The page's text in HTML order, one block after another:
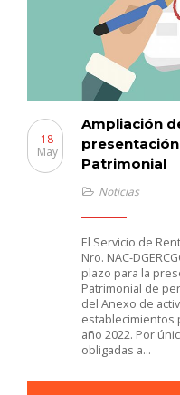
Ampliación
Patrimonial
18
May
Noticias
El Servicio de
Nro. NAC-
plazo para la
Patrimonial de
del Anexo de
establecimientos
año 2022. Por
obligadas a…